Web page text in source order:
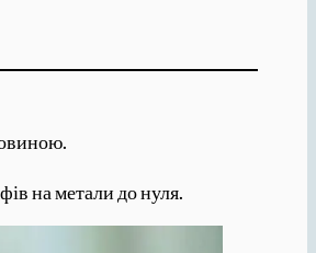
на метали до нуля.